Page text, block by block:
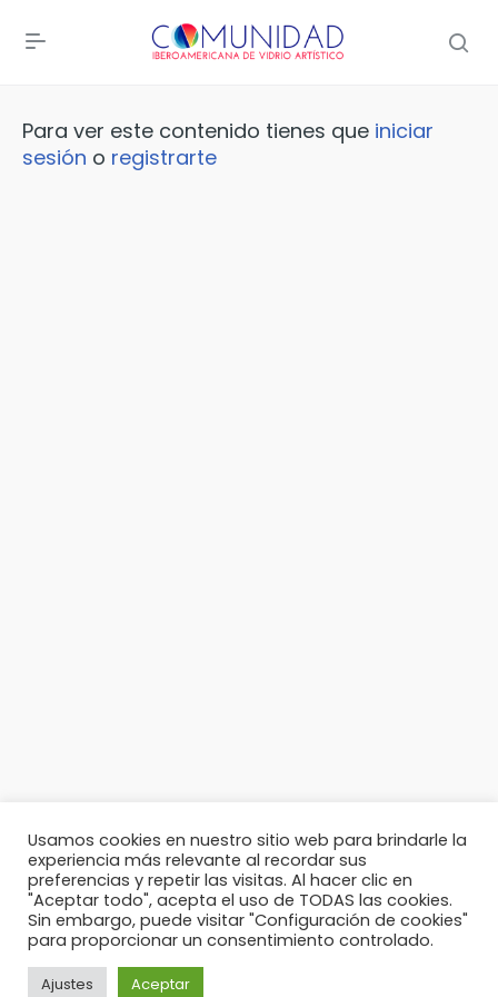
Para ver este contenido tienes que iniciar
sesión o registrarte
© 2026 - Comunidad Iberoamericana de Vidrio Artístico
Usamos cookies en nuestro sitio web para brindarle la
experiencia más relevante al recordar sus
preferencias y repetir las visitas. Al hacer clic en
"Aceptar todo", acepta el uso de TODAS las cookies.
Sin embargo, puede visitar "Configuración de cookies"
para proporcionar un consentimiento controlado.
Ajustes Aceptar